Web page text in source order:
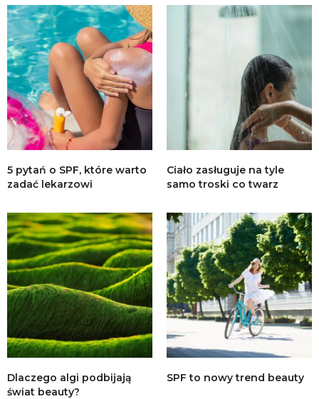
5 pytań o SPF, które warto
zadać lekarzowi
Ciało zasługuje na tyle
samo troski co twarz
Dlaczego algi podbijają
świat beauty?
SPF to nowy trend beauty